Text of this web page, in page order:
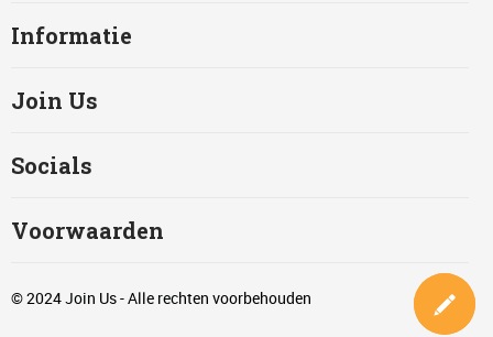
Informatie
Join Us
Socials
Voorwaarden
© 2024 Join Us - Alle rechten voorbehouden